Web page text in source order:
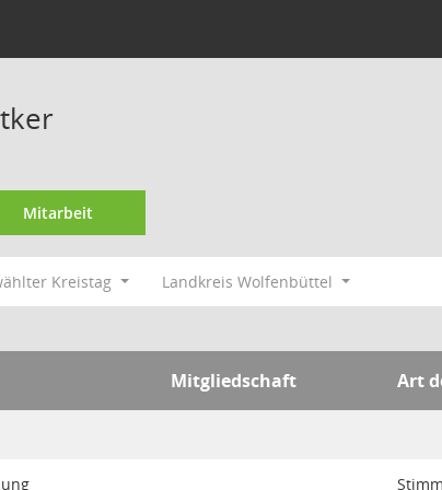
Mitarbeit
Kreistag Landkreis Wolfenbüttel
Mitgliedschaft Art